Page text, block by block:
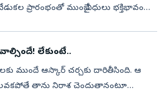
ప్రారంభంతో ముంబై వీధులు భక్తిభావంతో
లేకుంటే..
ముందే ఆస్కార్‌ చర్చకు దారితీసింది. ఆ
తాను నిరాశ చెందుతానంటూ